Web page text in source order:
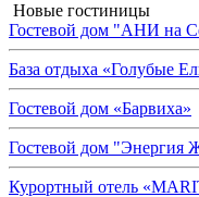
Новые гостиницы
Гостевой дом "АНИ на
База отдыха «Голубые
Гостевой дом «Барвиха»
Гостевой дом "Энергия
Курортный отель